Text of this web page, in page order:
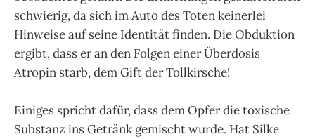
schwierig, da sich im Auto des Toten keinerlei
Hinweise auf seine Identität finden. Die Obduktion
ergibt, dass er an den Folgen einer Überdosis
Atropin starb, dem Gift der Tollkirsche!
Einiges spricht dafür, dass dem Opfer die toxische
Substanz ins Getränk gemischt wurde. Hat Silke